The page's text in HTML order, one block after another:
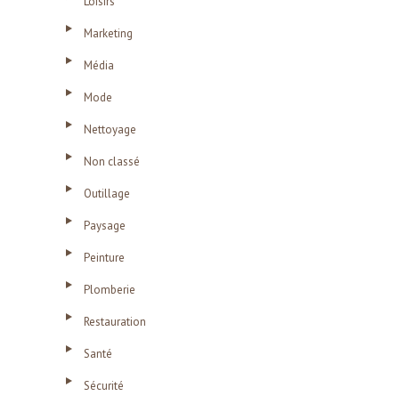
Marketing
Média
Mode
Nettoyage
Non classé
Outillage
Paysage
Peinture
Plomberie
Restauration
Santé
Sécurité